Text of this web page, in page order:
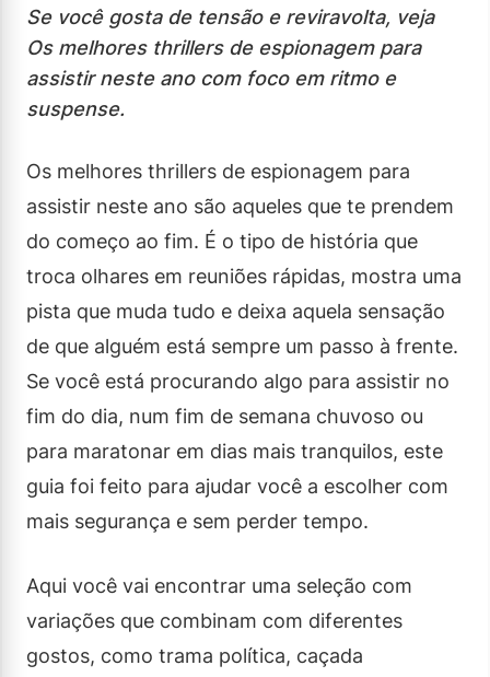
Se você gosta de tensão e reviravolta, veja
Os melhores thrillers de espionagem para
assistir neste ano com foco em ritmo e
suspense.
Os melhores thrillers de espionagem para
assistir neste ano são aqueles que te prendem
do começo ao fim. É o tipo de história que
troca olhares em reuniões rápidas, mostra uma
pista que muda tudo e deixa aquela sensação
de que alguém está sempre um passo à frente.
Se você está procurando algo para assistir no
fim do dia, num fim de semana chuvoso ou
para maratonar em dias mais tranquilos, este
guia foi feito para ajudar você a escolher com
mais segurança e sem perder tempo.
Aqui você vai encontrar uma seleção com
variações que combinam com diferentes
gostos, como trama política, caçada